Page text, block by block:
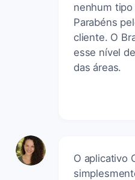
nenhum
Parabéns
cliente. O
esse nível
das áreas.
O aplicativo